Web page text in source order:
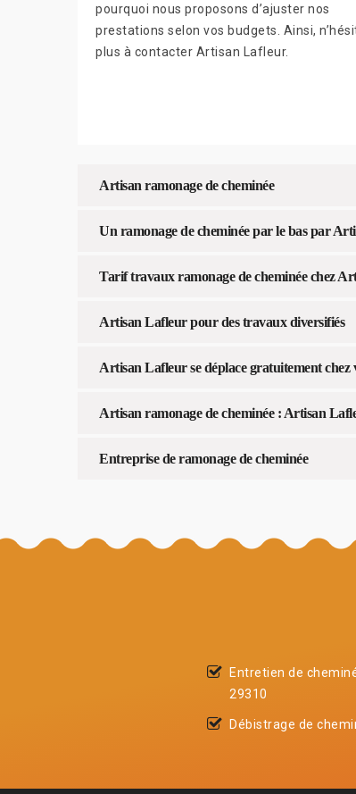
pourquoi nous proposons d’ajuster nos
prestations selon vos budgets. Ainsi,
plus à contacter Artisan Lafleur.
Artisan ramonage de cheminée
Un ramonage de cheminée par le bas par
Tarif travaux ramonage de cheminée chez
Artisan Lafleur pour des travaux diversifiés
Artisan Lafleur se déplace gratuitement chez
Artisan ramonage de cheminée : Artisan
Entreprise de ramonage de cheminée
Entretien de
29310
Débistrage de